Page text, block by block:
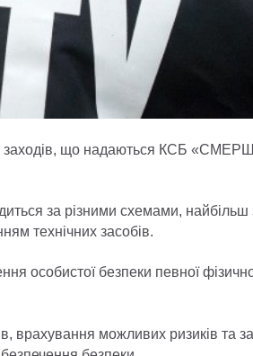
заходів, що надаються КСБ
за різними схемами,
технічних засобів.
особистої безпеки певної
врахування можливих ризиків та